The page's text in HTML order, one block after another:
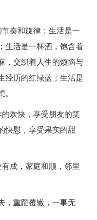
奏和旋律；生活是一
生活是一杯酒，饱含着
，交织着人生的烦恼与
经历的红绿蓝；生活是
欢快，享受朋友的笑
快慰，享受果实的甜
成，家庭和顺，邻里
，重蹈覆辙，一事无